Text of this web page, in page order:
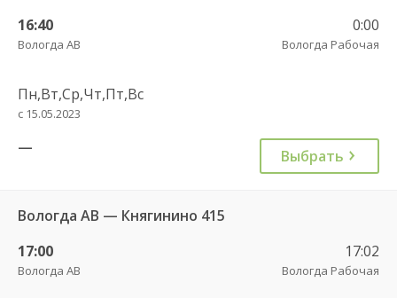
16:40
Вологда АВ
0:00
Вологда Рабочая
Пн,Вт,Ср,Чт,Пт,Вс
с 15.05.2023
— Выбрать
Вологда АВ — Княгинино 415
17:00
Вологда АВ
17:02
Вологда Рабочая